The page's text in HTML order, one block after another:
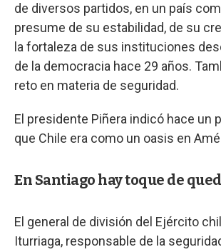
de diversos partidos, en un país
presume de su estabilidad, de su
la fortaleza de sus instituciones
de la democracia hace 29 años.
reto en materia de seguridad.
El presidente Piñera indicó hace un
que Chile era como un oasis en
En Santiago hay toque de
El general de división del Ejército
Iturriaga, responsable de la